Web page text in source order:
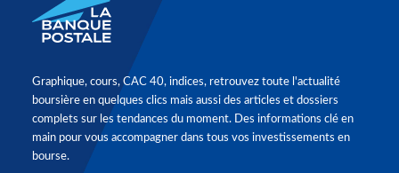
Graphique, cours, CAC 40, indices, retrouvez toute l'actualité
boursière en quelques clics mais aussi des articles et dossiers
complets sur les tendances du moment. Des informations clé en
main pour vous accompagner dans tous vos investissements en
bourse.